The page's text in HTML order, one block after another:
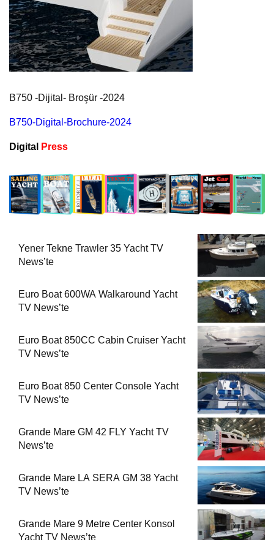
B750 -Dijital- Broşür -2024
B750-Digital-Brochure-2024
Digital Press
Yener Tekne Trawler 35 Yacht TV
News’te
Euro Boat 600WA Walkaround Yacht
TV News’te
Euro Boat 850CC Cabin Cruiser Yacht
TV News’te
Euro Boat 850 Center Console Yacht
TV News’te
Grande Mare GM 42 FLY Yacht TV
News’te
Grande Mare LA SERA GM 38 Yacht
TV News’te
Grande Mare 9 Metre Center Konsol
Yacht TV News’te